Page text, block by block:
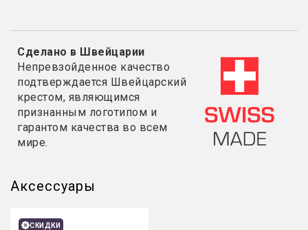
Сделано в Швейцарии
Непревзойденное качество
подтверждается Швейцарский
крестом, являющимся
признанным логотипом и
гарантом качества во всем
мире.
Аксессуары
СКИДКИ